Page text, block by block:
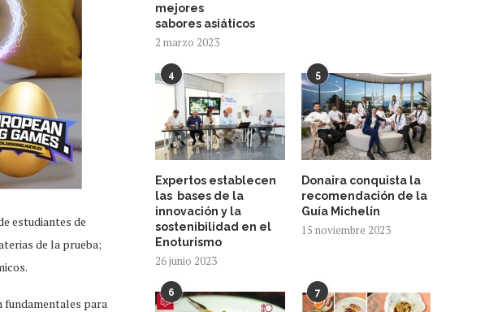
estudiantes de
de la prueba;
fundamentales para
mejores
sabores asiáticos
2 marzo 2023
4
Expertos establecen
las bases de la
innovación y la
sostenibilidad en el
Enoturismo
26 junio 2023
5
Donaira conquista la
recomendación de la
Guía Michelín
15 noviembre 2023
6 7